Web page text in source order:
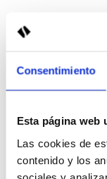
Consentimiento
Esta página web
Las cookies de
contenido y los
sociales y
1
7
139 €
8
139 €
14 15